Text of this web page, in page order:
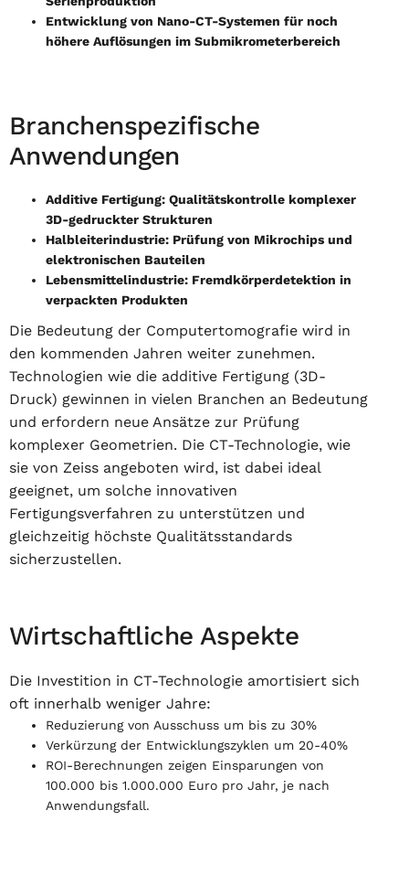
Entwicklung von Nano-CT-Systemen für noch
höhere Auflösungen im Submikrometerbereich
Branchenspezifische
Anwendungen
Additive Fertigung: Qualitätskontrolle komplexer
3D-gedruckter Strukturen
Halbleiterindustrie: Prüfung von Mikrochips und
elektronischen Bauteilen
Lebensmittelindustrie: Fremdkörperdetektion in
verpackten Produkten
Die Bedeutung der Computertomografie wird in
den kommenden Jahren weiter zunehmen.
Technologien wie die additive Fertigung (3D-
Druck) gewinnen in vielen Branchen an Bedeutung
und erfordern neue Ansätze zur Prüfung
komplexer Geometrien. Die CT-Technologie, wie
sie von Zeiss angeboten wird, ist dabei ideal
geeignet, um solche innovativen
Fertigungsverfahren zu unterstützen und
gleichzeitig höchste Qualitätsstandards
sicherzustellen.
Wirtschaftliche Aspekte
Die Investition in CT-Technologie amortisiert sich
oft innerhalb weniger Jahre:
Reduzierung von Ausschuss um bis zu 30%
Verkürzung der Entwicklungszyklen um 20-40%
ROI-Berechnungen zeigen Einsparungen von
100.000 bis 1.000.000 Euro pro Jahr, je nach
Anwendungsfall.